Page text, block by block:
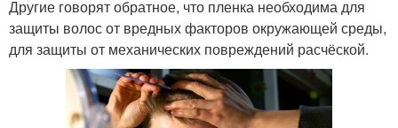
Другие говорят обратное, что пленка необходима для
защиты волос от вредных факторов окружающей среды,
для защиты от механических повреждений расчёской.